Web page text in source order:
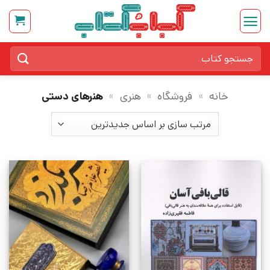
Skip
content
برای:
خانه » فروشگاه » هنری » هنرهای دستی